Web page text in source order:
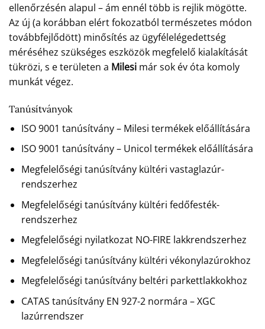
ellenőrzésén alapul – ám ennél több is rejlik mögötte.
Az új (a korábban elért fokozatból természetes módon
továbbfejlődött) minősítés az ügyfélelégedettség
méréséhez szükséges eszközök megfelelő kialakítását
tükrözi, s e területen a Milesi már sok év óta komoly
munkát végez.
Tanúsítványok
ISO 9001 tanúsítvány – Milesi termékek előállítására
ISO 9001 tanúsítvány – Unicol termékek előállítására
Megfelelőségi tanúsítvány kültéri vastaglazúr-
rendszerhez
Megfelelőségi tanúsítvány kültéri fedőfesték-
rendszerhez
Megfelelőségi nyilatkozat NO-FIRE lakkrendszerhez
Megfelelőségi tanúsítvány kültéri vékonylazúrokhoz
Megfelelőségi tanúsítvány beltéri parkettlakkokhoz
CATAS tanúsítvány EN 927-2 normára – XGC
lazúrrendszer